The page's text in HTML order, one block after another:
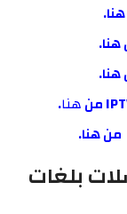
هنا.
هنا.
هنا.
هنا.
هنا.
بلغات